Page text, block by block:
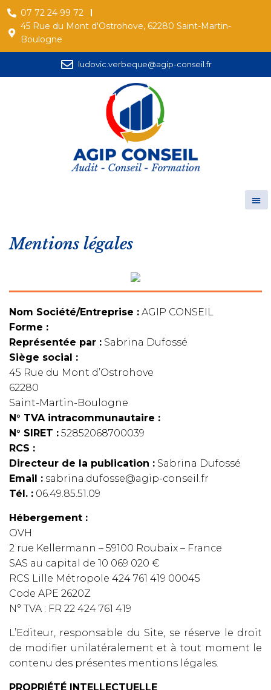
07 72 24 99 72
45 Rue du Mont d'Ostrohove, 62280 Saint-Martin-
Boulogne
ludovic.verbeque@agip-conseil.fr
Mentions légales
Nom Société/Entreprise : AGIP CONSEIL
Forme :
Représentée par : Sabrina Dufossé
Siège social :
45 Rue du Mont d’Ostrohove
62280
Saint-Martin-Boulogne
N° TVA intracommunautaire :
N° SIRET : 52852068700039
RCS :
Directeur de la publication : Sabrina Dufossé
Email : sabrina.dufosse@agip-conseil.fr
Tél. : 06.49.85.51.09
Hébergement :
OVH
2 rue Kellermann – 59100 Roubaix – France
SAS au capital de 10 069 020 €
RCS Lille Métropole 424 761 419 00045
Code APE 2620Z
N° TVA : FR 22 424 761 419
L’Editeur, responsable du Site, se réserve le droit
de modifier unilatéralement et à tout moment le
contenu des présentes mentions légales.
PROPRIÉTÉ INTELLECTUELLE